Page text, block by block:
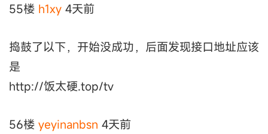
55楼 h1xy 4天前
捣鼓了以下，开始没成功，后面发现接口地址应该
是
http://饭太硬.top/tv
56楼 yeyinanbsn 4天前